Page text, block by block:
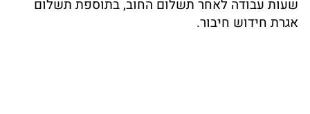
שעות עבודה לאחר תשלום החוב, בתוספת תשלום
אגרת חידוש חיבור.